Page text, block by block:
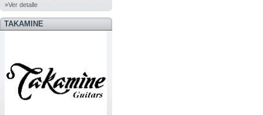
»Ver detalle
TAKAMINE